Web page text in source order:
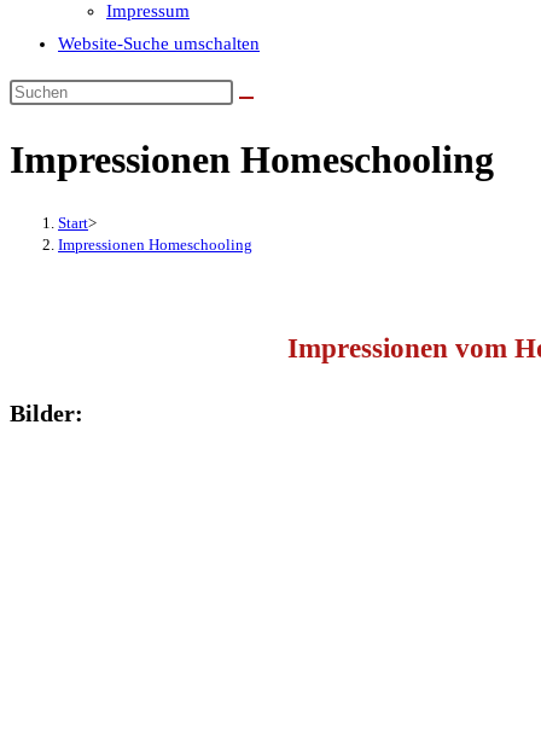
Impressum
Website-Suche umschalten
Impressionen Homeschooling
Start>
Impressionen Homeschooling
Impressionen vom
Bilder: